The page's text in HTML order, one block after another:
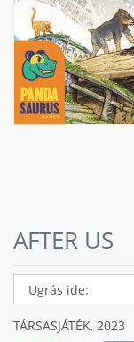
AFTER US
TÁRSASJÁTÉK, 2023